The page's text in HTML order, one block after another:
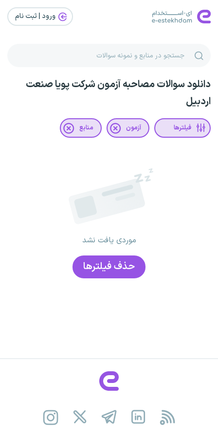
ورود | ثبت‌ نام
دانلود سوالات مصاحبه آزمون شرکت پویا صنعت
اردبیل
فیلترها آزمون منابع
موردی یافت نشد
حذف فیلتر‌ها